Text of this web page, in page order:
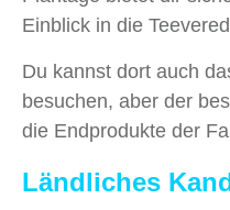
Einblick in die
Du kannst dort auch
besuchen, aber der
die Endprodukte der
Ländliches